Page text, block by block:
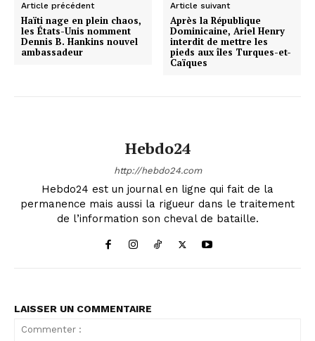
Article précédent
Haïti nage en plein chaos,
les États-Unis nomment
Dennis B. Hankins nouvel
ambassadeur
Article suivant
Après la République
Dominicaine, Ariel Henry
interdit de mettre les
pieds aux îles Turques-et-
Caïques
Hebdo24
http://hebdo24.com
Hebdo24 est un journal en ligne qui fait de la
permanence mais aussi la rigueur dans le traitement
de l’information son cheval de bataille.
LAISSER UN COMMENTAIRE